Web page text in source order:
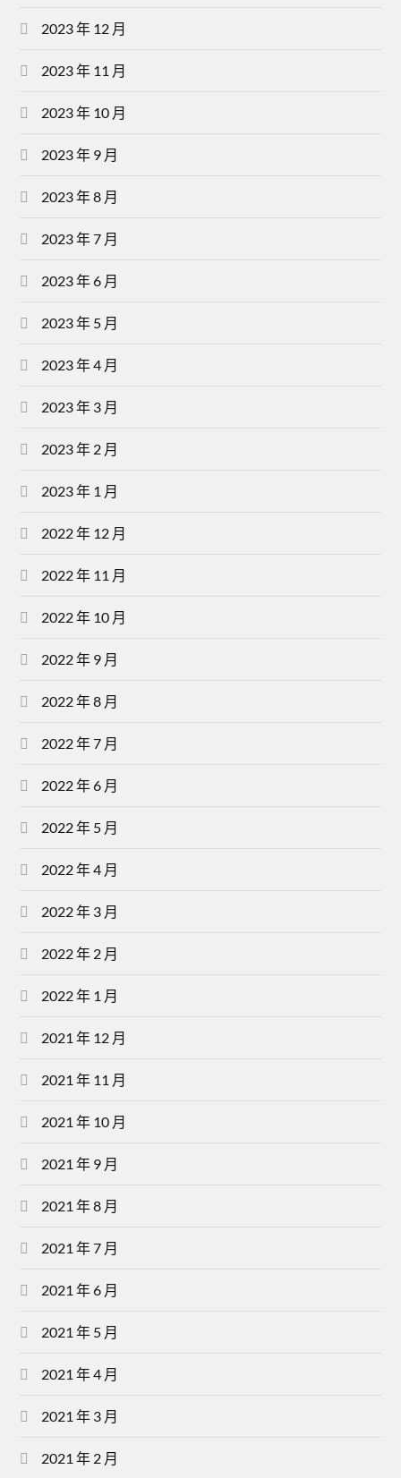
2023 年 12 月
2023 年 11 月
2023 年 10 月
2023 年 9 月
2023 年 8 月
2023 年 7 月
2023 年 6 月
2023 年 5 月
2023 年 4 月
2023 年 3 月
2023 年 2 月
2023 年 1 月
2022 年 12 月
2022 年 11 月
2022 年 10 月
2022 年 9 月
2022 年 8 月
2022 年 7 月
2022 年 6 月
2022 年 5 月
2022 年 4 月
2022 年 3 月
2022 年 2 月
2022 年 1 月
2021 年 12 月
2021 年 11 月
2021 年 10 月
2021 年 9 月
2021 年 8 月
2021 年 7 月
2021 年 6 月
2021 年 5 月
2021 年 4 月
2021 年 3 月
2021 年 2 月